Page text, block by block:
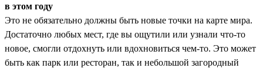
в этом году
Это не обязательно должны быть новые точки на карте мира.
Достаточно любых мест, где вы ощутили или узнали что-то
новое, смогли отдохнуть или вдохновиться чем-то. Это может
быть как парк или ресторан, так и небольшой загородный